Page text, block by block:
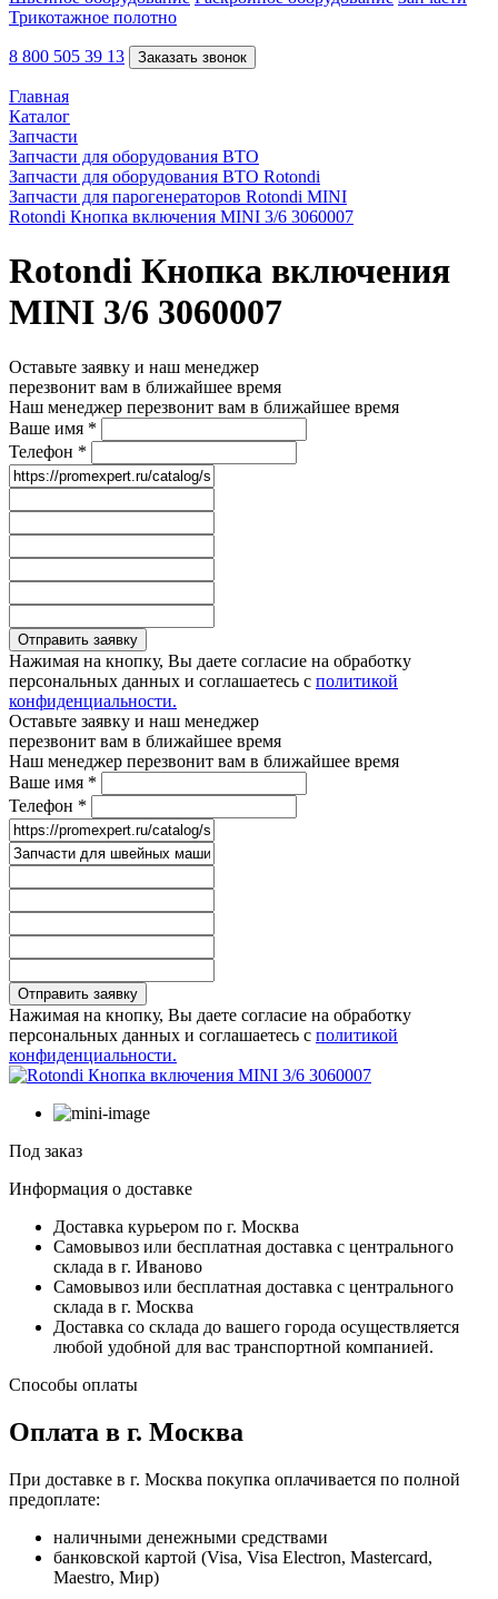
Трикотажное полотно
8 800 505 39 13 Заказать звонок
Главная
Каталог
Запчасти
Запчасти для оборудования ВТО
Запчасти для оборудования ВТО Rotondi
Запчасти для парогенераторов Rotondi MINI
Rotondi Кнопка включения MINI 3/6 3060007
Rotondi Кнопка включения
MINI 3/6 3060007
Оставьте заявку и наш менеджер
перезвонит вам в ближайшее время
Наш менеджер перезвонит вам в ближайшее время
Ваше имя *
Телефон *
Отправить заявку
Нажимая на кнопку, Вы даете согласие на обработку
персональных данных и соглашаетесь с политикой
конфиденциальности.
Оставьте заявку и наш менеджер
перезвонит вам в ближайшее время
Наш менеджер перезвонит вам в ближайшее время
Ваше имя *
Телефон *
Отправить заявку
Нажимая на кнопку, Вы даете согласие на обработку
персональных данных и соглашаетесь с политикой
конфиденциальности.
Под заказ
Информация о доставке
Доставка курьером по г. Москва
Самовывоз или бесплатная доставка с центрального
склада в г. Иваново
Самовывоз или бесплатная доставка с центрального
склада в г. Москва
Доставка со склада до вашего города осуществляется
любой удобной для вас транспортной компанией.
Способы оплаты
Оплата в г. Москва
При доставке в г. Москва покупка оплачивается по полной
предоплате:
наличными денежными средствами
банковской картой (Visa, Visa Electron, Mastercard,
Maestro, Мир)